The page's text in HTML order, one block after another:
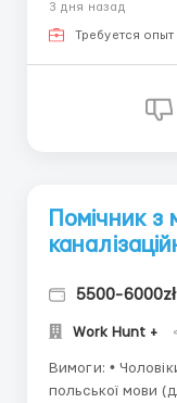
есть стальные трубы в
компании
3 дня назад
Требуется опыт
Помічник з
5500-
Work Hunt +
Вимоги: • Чоловіки у віці 18–55 років. • Базове знання
польської мови (для